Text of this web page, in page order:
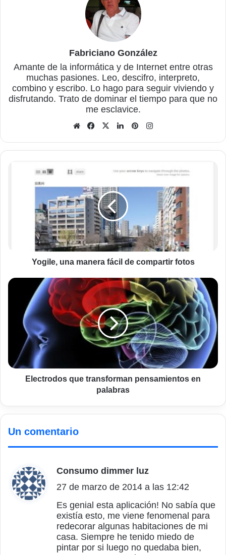
Fabriciano González
Amante de la informática y de Internet entre otras
muchas pasiones. Leo, descifro, interpreto,
combino y escribo. Lo hago para seguir viviendo y
disfrutando. Trato de dominar el tiempo para que no
me esclavice.
Sitio
Facebook
X LinkedInPinterest
manera
compartir
Yogile, una manera fácil de compartir fotos
Electrodos
transforman
pensamientos
palabras
Electrodos que transforman pensamientos en
palabras
Un comentario
Consumo dimmer luz
i
c
e
:
27 de marzo de 2014 a las 12:42
Es genial esta aplicación! No sabía que
existía esto, me viene fenomenal para
redecorar algunas habitaciones de mi
casa. Siempre he tenido miedo de
pintar por si luego no quedaba bien,